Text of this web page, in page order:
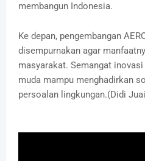
membangun Indonesia.
Ke depan, pengembangan
disempurnakan agar
masyarakat. Semangat
muda mampu menghadirkan
persoalan lingkungan.(Didi